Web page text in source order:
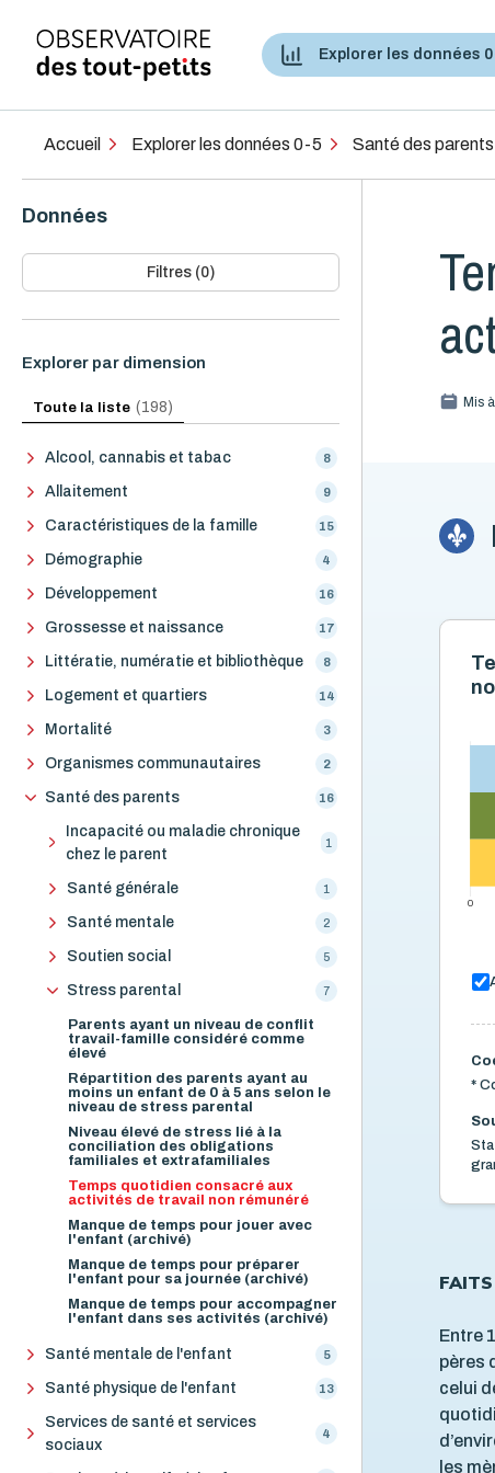
Explorer les données
Accueil Explorer les données 0-5 Santé des parents
Données
Filtres (0)
Explorer par dimension
Toute la liste (198)
Alcool, cannabis et tabac 8
Allaitement 9
Caractéristiques de la famille 15
Démographie 4
Développement 16
Grossesse et naissance 17
Littératie, numératie et bibliothèque 8
Logement et quartiers 14
Mortalité 3
Organismes communautaires 2
Santé des parents 16
Incapacité ou maladie chronique
chez le parent
1
Santé générale 1
Santé mentale 2
Soutien social 5
Stress parental 7
Parents ayant un niveau de conflit
travail-famille considéré comme
élevé
Répartition des parents ayant au
moins un enfant de 0 à 5 ans selon le
niveau de stress parental
Niveau élevé de stress lié à la
conciliation des obligations
familiales et extrafamiliales
Temps quotidien consacré aux
activités de travail non rémunéré
Manque de temps pour jouer avec
l'enfant (archivé)
Manque de temps pour préparer
l'enfant pour sa journée (archivé)
Manque de temps pour accompagner
l'enfant dans ses activités (archivé)
Santé mentale de l'enfant 5
Santé physique de l'enfant 13
Services de santé et services
sociaux
4
Mis
0
*
Entre
pères
celui
les